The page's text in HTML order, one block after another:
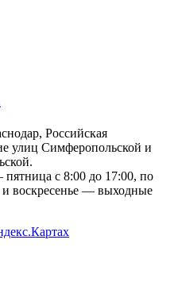
Российская
улиц Симферопольской и
с 8:00 до 17:00, по
воскресенье — выходные